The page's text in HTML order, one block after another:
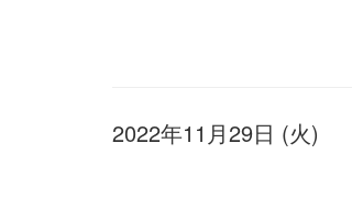
2022年11月29日 (火)